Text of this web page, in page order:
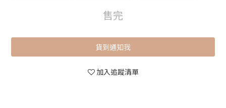
售完
貨到通知我
加入追蹤清單